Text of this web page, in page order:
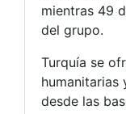
mientras 49
del grupo.
Turquía se
humanitarias
desde las